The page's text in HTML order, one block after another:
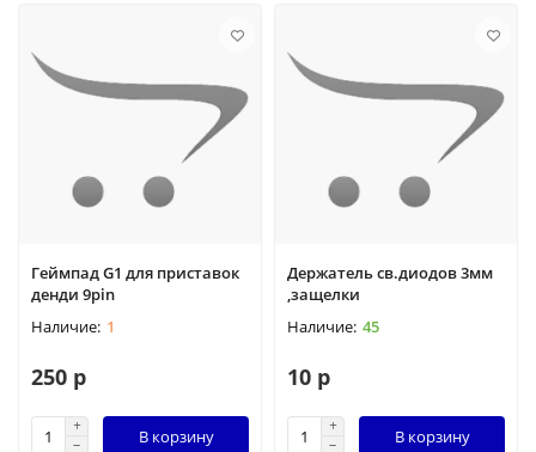
Геймпад G1 для приставок
денди 9pin
1
250 р
В корзину
Держатель св.диодов 3мм
,защелки
45
10 р
В корзину